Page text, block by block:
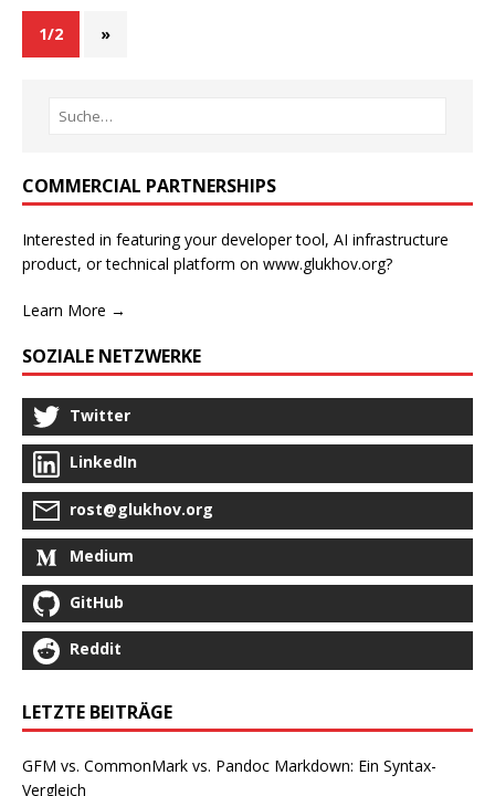
1/2 »
COMMERCIAL PARTNERSHIPS
Interested in featuring your developer tool, AI infrastructure
product, or technical platform on www.glukhov.org?
Learn More →
SOZIALE NETZWERKE
Twitter
LinkedIn
rost@glukhov.org
Medium
GitHub
Reddit
LETZTE BEITRÄGE
GFM vs. CommonMark vs. Pandoc Markdown: Ein Syntax-
Vergleich